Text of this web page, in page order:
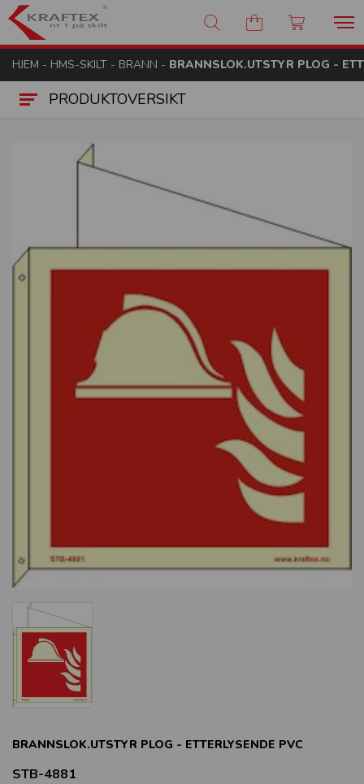
Kraftex - nr 1 på skilt
HJEM - HMS-SKILT - BRANN - BRANNSLOK.UTSTYR PLOG -
PRODUKTOVERSIKT
BRANNSLOK.UTSTYR PLOG - ETTERLYSENDE PVC
STB-4881